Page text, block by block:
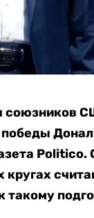
союзников
Politico.
такому